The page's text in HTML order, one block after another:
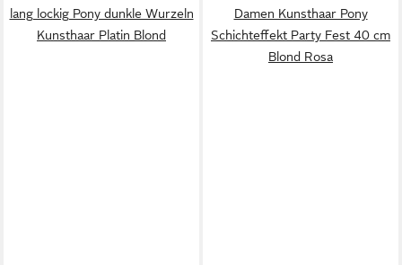
lang lockig Pony dunkle Wurzeln
Kunsthaar Platin Blond
Damen Kunsthaar Pony
Schichteffekt Party Fest 40 cm
Blond Rosa